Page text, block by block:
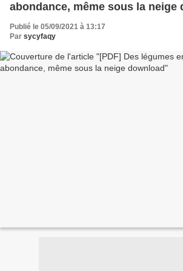
abondance, même sous la neige
Publié le 05/09/2021 à 13:17
Par sycyfaqy